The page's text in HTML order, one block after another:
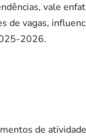
vale
de vagas,
2026.
de